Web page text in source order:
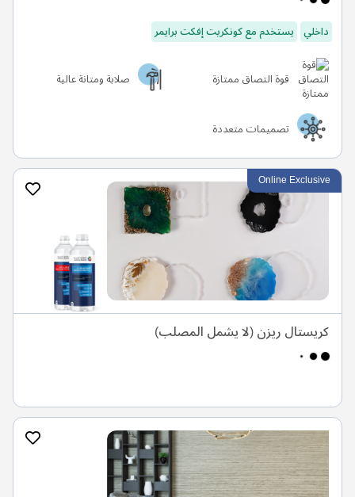
داخلي يستخدم مع كونكريت إفكت برايمر
قوة التصاق ممتازة صلابة ومتانة عالية
تصميمات متعددة
Online Exclusive
كريستال ريزن (لا يشمل المصلب)